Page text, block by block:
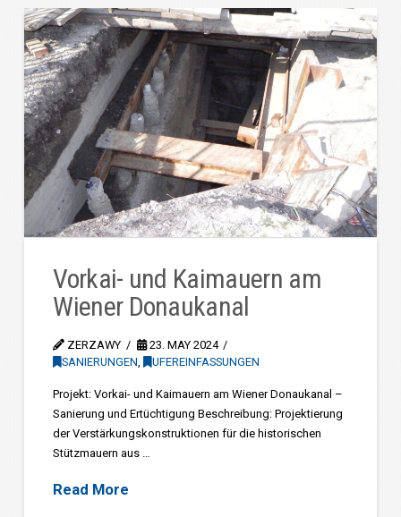
Vorkai- und Kaimauern am
Wiener Donaukanal
ZERZAWY
23. MAY 2024
SANIERUNGEN, UFEREINFASSUNGEN
Projekt: Vorkai- und Kaimauern am Wiener Donaukanal –
Sanierung und Ertüchtigung Beschreibung: Projektierung
der Verstärkungskonstruktionen für die historischen
Stützmauern aus …
Read More